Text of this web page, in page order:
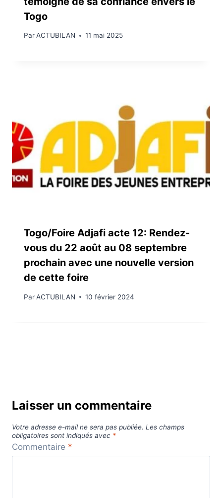
Togo
ParACTUBILAN 11 mai 2025
Togo/Foire Adjafi acte 12: Rendez-
vous du 22 août au 08 septembre
prochain avec une nouvelle version
de cette foire
ParACTUBILAN 10 février 2024
Laisser un commentaire
Votre adresse e-mail ne sera pas publiée. Les champs
obligatoires sont indiqués avec *
Commentaire *